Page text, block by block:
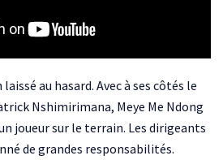
au hasard. Avec à ses côtés le
Nshimirimana, Meye Me Ndong
joueur sur le terrain. Les dirigeants
de grandes responsabilités.